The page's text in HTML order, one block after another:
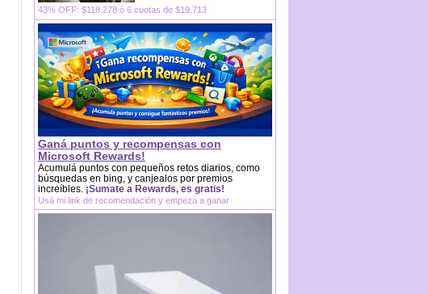
43% OFF: $118.278 ó 6 cuotas de $19.713
Ganá puntos y recompensas con
Microsoft Rewards!
Acumulá puntos con pequeños retos diarios, como
búsquedas en bing, y canjealos por premios
increíbles. ¡Sumate a Rewards, es gratis!
Usá mi link de recomendación y empezá a ganar